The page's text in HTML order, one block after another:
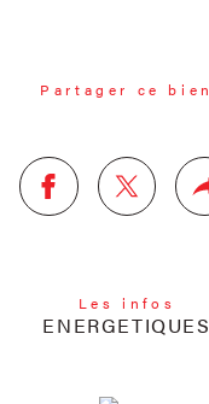
Partager ce bien
Les infos
ENERGETIQUES